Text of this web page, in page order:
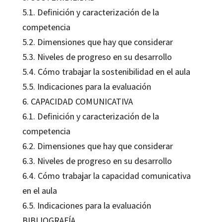
5.1. Definición y caracterización de la
competencia
5.2. Dimensiones que hay que considerar
5.3. Niveles de progreso en su desarrollo
5.4. Cómo trabajar la sostenibilidad en el aula
5.5. Indicaciones para la evaluación
6. CAPACIDAD COMUNICATIVA
6.1. Definición y caracterización de la
competencia
6.2. Dimensiones que hay que considerar
6.3. Niveles de progreso en su desarrollo
6.4. Cómo trabajar la capacidad comunicativa
en el aula
6.5. Indicaciones para la evaluación